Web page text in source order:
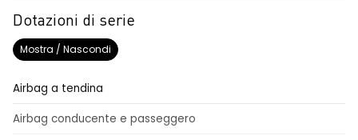
Dotazioni di serie
Mostra / Nascondi
Airbag a tendina
Airbag conducente e passeggero